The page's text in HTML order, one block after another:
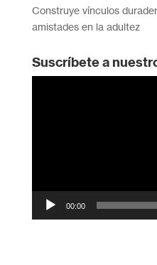
Construye vínculos
amistades en la adultez
Suscríbete a
00:00